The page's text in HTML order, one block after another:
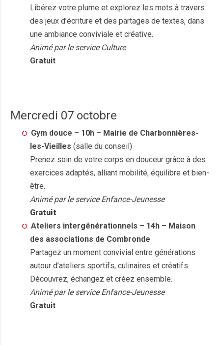
Libérez votre plume et explorez les mots à travers
des jeux d’écriture et des partages de textes, dans
une ambiance conviviale et créative.
Animé par le service Culture
Gratuit
Mercredi 07 octobre
Gym douce – 10h – Mairie de Charbonnières-
les-Vieilles (salle du conseil)
Prenez soin de votre corps en douceur grâce à des
exercices adaptés, alliant mobilité, équilibre et bien-
être.
Animé par le service Enfance-Jeunesse
Gratuit
Ateliers intergénérationnels – 14h – Maison
des associations de Combronde
Partagez un moment convivial entre générations
autour d’ateliers sportifs, culinaires et créatifs.
Découvrez, échangez et créez ensemble.
Animé par le service Enfance-Jeunesse
Gratuit